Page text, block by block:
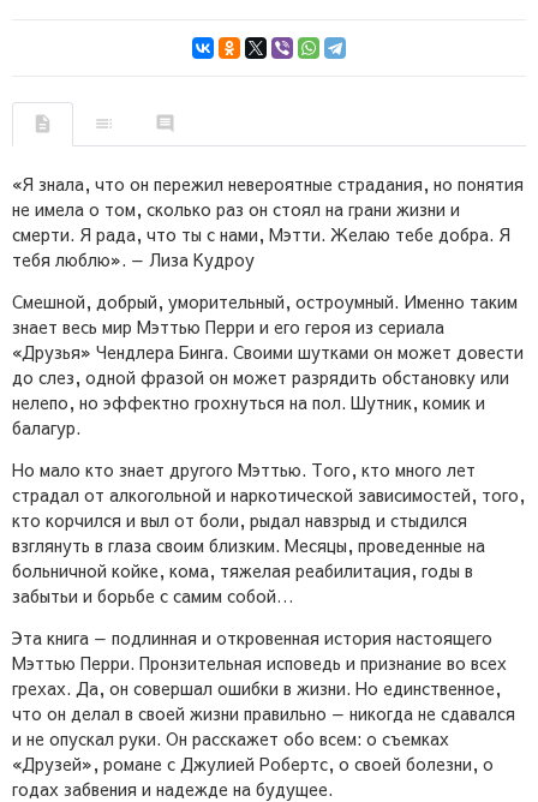
«Я знала, что он пережил невероятные страдания, но понятия
не имела о том, сколько раз он стоял на грани жизни и
смерти. Я рада, что ты с нами, Мэтти. Желаю тебе добра. Я
тебя люблю». — Лиза Кудроу
Смешной, добрый, уморительный, остроумный. Именно таким
знает весь мир Мэттью Перри и его героя из сериала
«Друзья» Чендлера Бинга. Своими шутками он может довести
до слез, одной фразой он может разрядить обстановку или
нелепо, но эффектно грохнуться на пол. Шутник, комик и
балагур.
Но мало кто знает другого Мэттью. Того, кто много лет
страдал от алкогольной и наркотической зависимостей, того,
кто корчился и выл от боли, рыдал навзрыд и стыдился
взглянуть в глаза своим близким. Месяцы, проведенные на
больничной койке, кома, тяжелая реабилитация, годы в
забытьи и борьбе с самим собой…
Эта книга — подлинная и откровенная история настоящего
Мэттью Перри. Пронзительная исповедь и признание во всех
грехах. Да, он совершал ошибки в жизни. Но единственное,
что он делал в своей жизни правильно — никогда не сдавался
и не опускал руки. Он расскажет обо всем: о съемках
«Друзей», романе с Джулией Робертс, о своей болезни, о
годах забвения и надежде на будущее.